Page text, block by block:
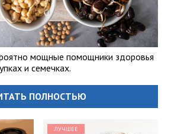
мощные помощники здоровья
и семечках.
ПОЛНОСТЬЮ
ЛУЧШЕЕ